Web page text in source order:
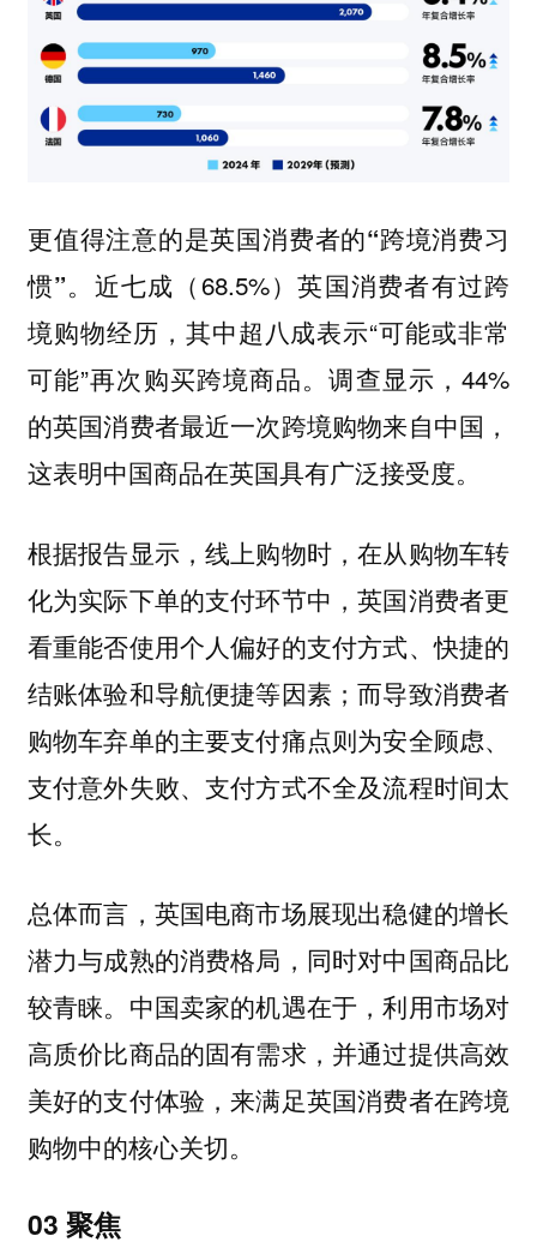
更值得注意的是英国消费者的“跨境消费习
惯”。 近七成（68.5%）英国消费者有过跨
境购物经历，其中超八成表示“可能或非常
可能”再次购买跨境商品。调查显示，44%
的英国消费者最近一次跨境购物来自中国，
这表明中国商品在英国具有广泛接受度。
根据报告显示，线上购物时，在从购物车转
化为实际下单的支付环节中，英国消费者更
看重能否使用个人偏好的支付方式、快捷的
结账体验和导航便捷等因素；而导致消费者
购物车弃单的主要支付痛点则为安全顾虑、
支付意外失败、支付方式不全及流程时间太
长。
总体而言，英国电商市场展现出稳健的增长
潜力与成熟的消费格局，同时对中国商品比
较青睐。中国卖家的机遇在于，利用市场对
高质价比商品的固有需求，并通过提供高效
美好的支付体验，来满足英国消费者在跨境
购物中的核心关切。
03 聚焦